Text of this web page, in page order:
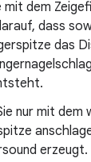
mit dem
dass
das
nur mit dem
erzeugt.